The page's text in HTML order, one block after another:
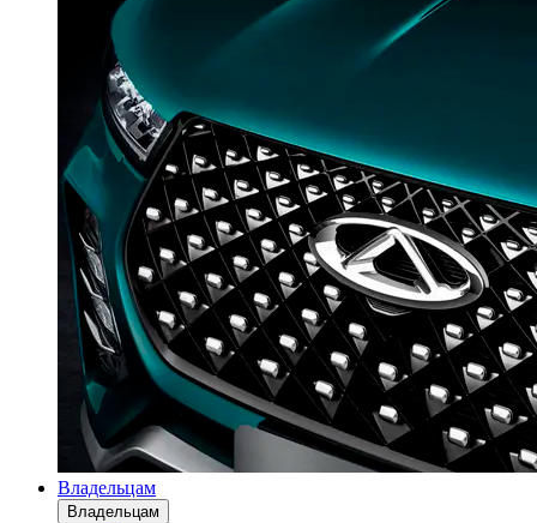
Владельцам
Владельцам